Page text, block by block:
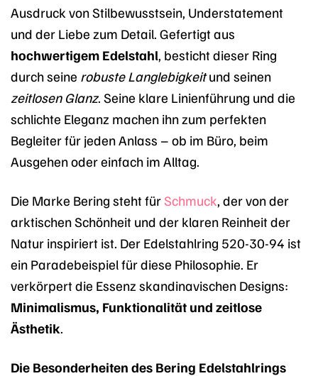
Ausdruck von Stilbewusstsein, Understatement
und der Liebe zum Detail. Gefertigt aus
hochwertigem Edelstahl, besticht dieser Ring
durch seine robuste Langlebigkeitund seinen
zeitlosen Glanz. Seine klare Linienführung und die
schlichte Eleganz machen ihn zum perfekten
Begleiter für jeden Anlass – ob im Büro, beim
Ausgehen oder einfach im Alltag.
Die Marke Bering steht fürSchmuck, der von der
arktischen Schönheit und der klaren Reinheit der
Natur inspiriert ist. Der Edelstahlring 520-30-94 ist
ein Paradebeispiel für diese Philosophie. Er
verkörpert die Essenz skandinavischen Designs:
Minimalismus, Funktionalität und zeitlose
Ästhetik.
Die Besonderheiten des Bering Edelstahlrings